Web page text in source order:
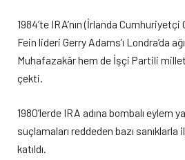
1984’te IRA’nın (İrlanda Cumhuriyetçi
Fein lideri Gerry Adams’ı Londra’da
Muhafazakâr hem de İşçi Partili
çekti.
1980’lerde IRA adına bombalı eylem
suçlamaları reddeden bazı
katıldı.